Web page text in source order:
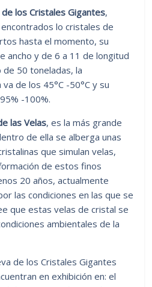
de los Cristales Gigantes,
lo cristales de
hasta el momento, su
ancho y de 6 a 11 de longitud
50 toneladas, la
de los 45°C -50°C y su
-100%.
las Velas, es la más grande
de ella se alberga unas
que simulan velas,
de estos finos
20 años, actualmente
las condiciones en las que se
que estas velas de cristal se
ambientales de la
de los Cristales Gigantes
en exhibición en: el